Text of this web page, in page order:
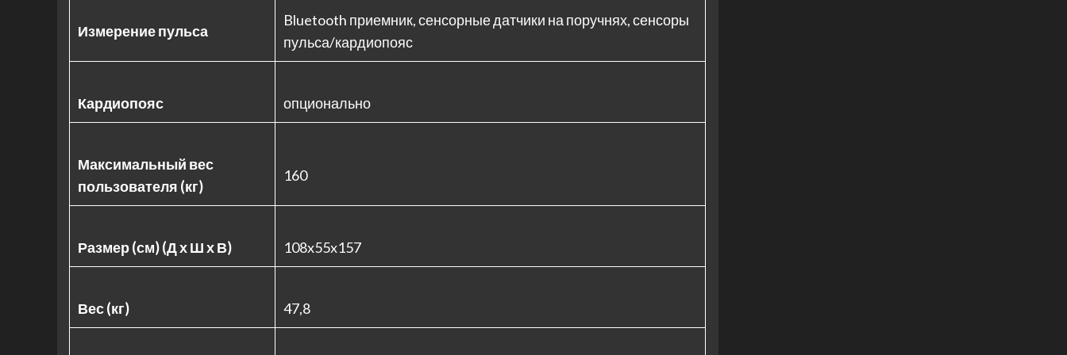
Измерение пульса
Bluetooth приемник, сенсорные датчики на поручнях, сенсоры
пульса/кардиопояс
Кардиопояс опционально
Максимальный вес
пользователя (кг)
160
Размер (см) (Д х Ш х В) 108x55x157
Вес (кг) 47,8